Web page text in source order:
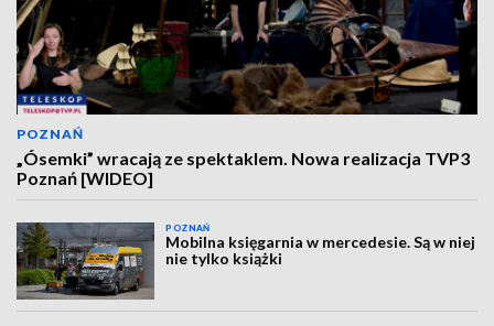
POZNAŃ
„Ósemki” wracają ze spektaklem. Nowa realizacja TVP3
Poznań [WIDEO]
POZNAŃ
Mobilna księgarnia w mercedesie. Są w niej
nie tylko książki